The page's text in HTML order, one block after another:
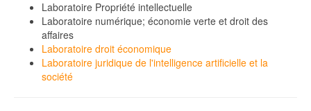
Laboratoire Propriété intellectuelle
Laboratoire numérique; économie verte et droit des
affaires
Laboratoire droit économique
Laboratoire juridique de l'intelligence artificielle et la
société